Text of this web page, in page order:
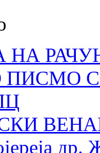
НА
ПИСМО
др.